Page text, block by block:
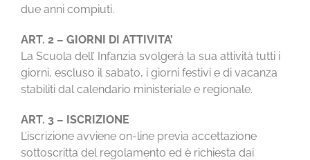
NEWS
CONTATTI
due anni compiuti.
ART. 2 – GIORNI DI ATTIVITA’
La Scuola dell’ Infanzia svolgerà la sua attività tutti i
giorni, escluso il sabato, i giorni festivi e di vacanza
stabiliti dal calendario ministeriale e regionale.
ART. 3 – ISCRIZIONE
L’iscrizione avviene on-line previa accettazione
sottoscritta del regolamento ed è richiesta dai